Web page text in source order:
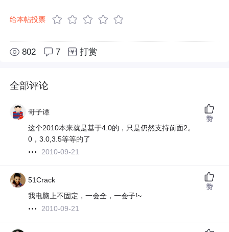
给本帖投票
802 7 打赏
全部评论
哥子谭
这个2010本来就是基于4.0的，只是仍然支持前面2。
0，3.0,3.5等等的了
2010-09-21
赞
51Crack
我电脑上不固定，一会全，一会子!~
2010-09-21
赞